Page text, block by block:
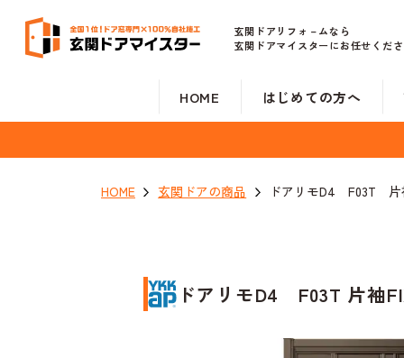
玄関ドアリフォ－ムなら
玄関ドアマイスターにお任せくだ
HOME はじめての方へ
HOME 玄関ドアの商品 ドアリモD4 F03T 片
ドアリモD4 F03T 片袖